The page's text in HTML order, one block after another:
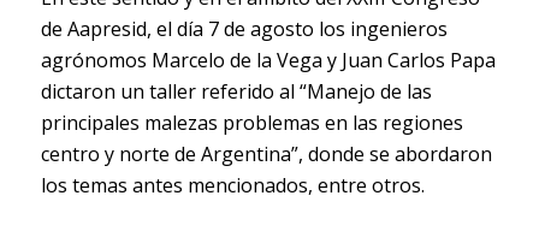
de Aapresid, el día 7 de agosto los ingenieros
agrónomos Marcelo de la Vega y Juan Carlos Papa
dictaron un taller referido al “Manejo de las
principales malezas problemas en las regiones
centro y norte de Argentina”, donde se abordaron
los temas antes mencionados, entre otros.